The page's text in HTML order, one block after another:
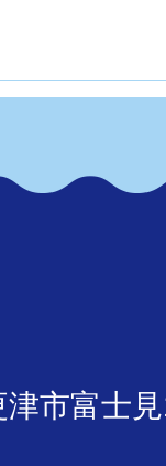
市富士